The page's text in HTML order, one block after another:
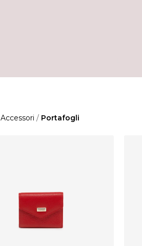
Accessori / Portafogli